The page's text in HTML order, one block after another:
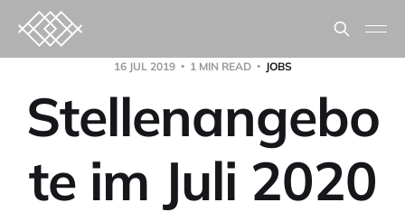
16 JUL 2019 1 MIN READ JOBS
Stellenangebo
te im Juli 2020